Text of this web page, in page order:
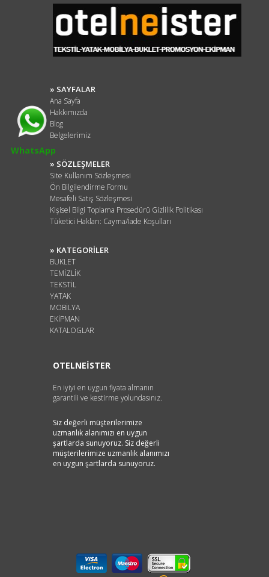
WhatsApp
» SAYFALAR
Ana Sayfa
Hakkımızda
Blog
Belgelerimiz
» SÖZLEŞMELER
Site Kullanım Sözleşmesi
Ön Bilgilendirme Formu
Mesafeli Satış Sözleşmesi
Kişisel Bilgi Toplama Prosedürü Gizlilik Politikası
Tüketici Hakları: Cayma/İade Koşulları
» KATEGORİLER
BUKLET
TEMİZLİK
TEKSTİL
YATAK
MOBİLYA
EKİPMAN
KATALOGLAR
OTELNEİSTER
En iyiyi en uygun fiyata almanın
garantili ve kestirme yolundasınız.
Siz değerli müşterilerimize
uzmanlık alanımızı en uygun
şartlarda sunuyoruz. Siz değerli
müşterilerimize uzmanlık alanımızı
en uygun şartlarda sunuyoruz.